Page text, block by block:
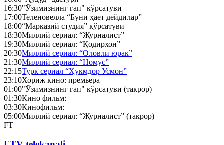
16:30"Ўзимизнинг гап" кўрсатуви
17:00Теленовелла “Буни ҳает дейдилар”
18:00“Марказий студия” кўрсатуви
18:30Миллий сериал: “Журналист”
19:30Миллий сериал: “Қодирхон”
20:30Миллий сериал: “Оловли юрак”
21:30Миллий сериал: “Номус”
22:15Турк сериал “Ҳукмдор Усмон”
23:10Хориж кино: премьера
01:00"Ўзимизнинг гап" кўрсатуви (такрор)
01:30Кино фильм:
03:30Кинофильм:
05:00Миллий сериал: “Журналист” (такрор)
FT